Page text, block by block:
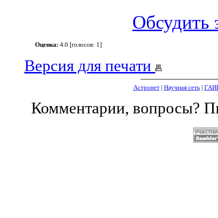
Обсудить
Оценка: 4.0 [голосов: 1]
Версия для печати
Астронет| Научная сеть|
Комментарии, вопросы?